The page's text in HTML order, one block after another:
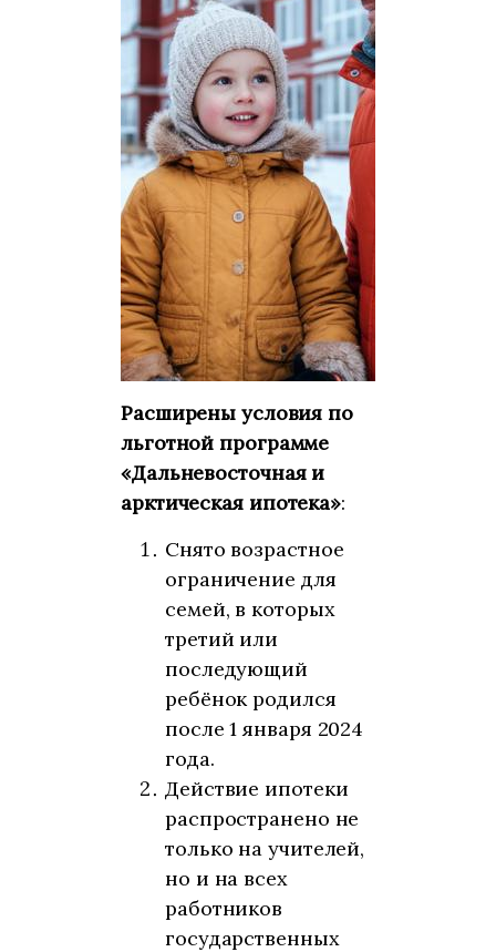
Расширены условия по
льготной программе
«Дальневосточная и
арктическая ипотека»:
Снято возрастное
ограничение для
семей, в которых
третий или
последующий
ребёнок родился
после 1 января 2024
года.
Действие ипотеки
распространено не
только на учителей,
но и на всех
работников
государственных